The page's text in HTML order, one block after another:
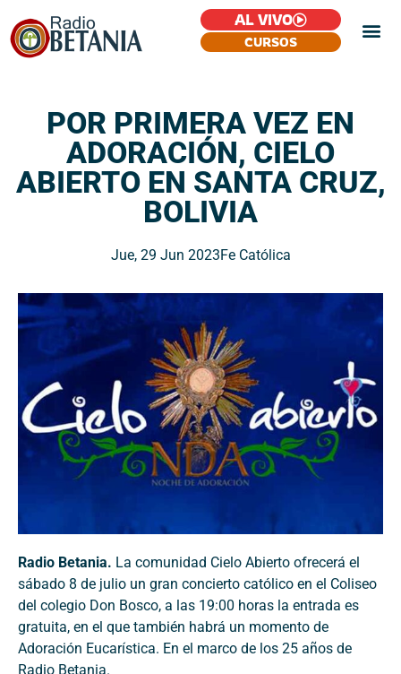
AL VIVO
CURSOS
POR PRIMERA VEZ EN
ADORACIÓN, CIELO
ABIERTO EN SANTA CRUZ,
BOLIVIA
Jue, 29 Jun 2023Fe Católica
Radio Betania. La comunidad Cielo Abierto ofrecerá el
sábado 8 de julio un gran concierto católico en el Coliseo
del colegio Don Bosco, a las 19:00 horas la entrada es
gratuita, en el que también habrá un momento de
Adoración Eucarística. En el marco de los 25 años de
Radio Betania.